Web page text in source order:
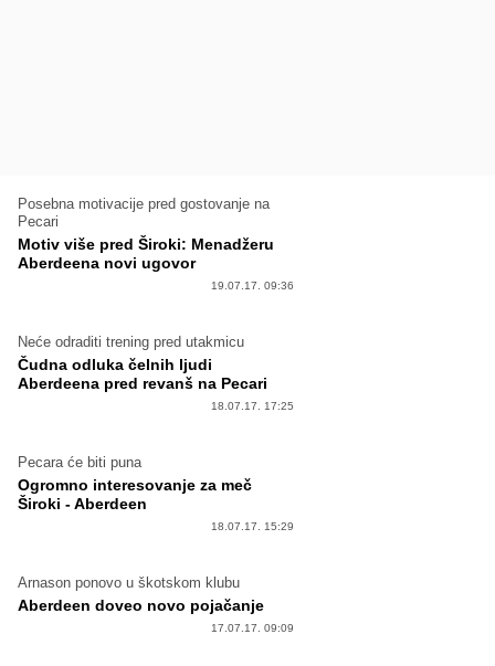
Posebna motivacije pred gostovanje na
Pecari
Motiv više pred Široki: Menadžeru
Aberdeena novi ugovor
19.07.17. 09:36
Neće odraditi trening pred utakmicu
Čudna odluka čelnih ljudi
Aberdeena pred revanš na Pecari
18.07.17. 17:25
Pecara će biti puna
Ogromno interesovanje za meč
Široki - Aberdeen
18.07.17. 15:29
Arnason ponovo u škotskom klubu
Aberdeen doveo novo pojačanje
17.07.17. 09:09